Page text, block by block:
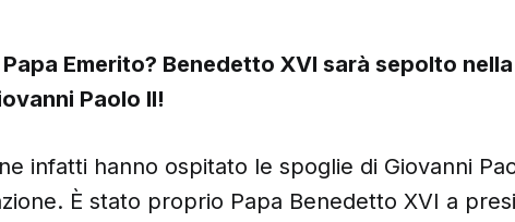
Emerito? Benedetto XVI sarà sepolto
Paolo II!
infatti hanno ospitato le spoglie di Giovanni
È stato proprio Papa Benedetto XVI a